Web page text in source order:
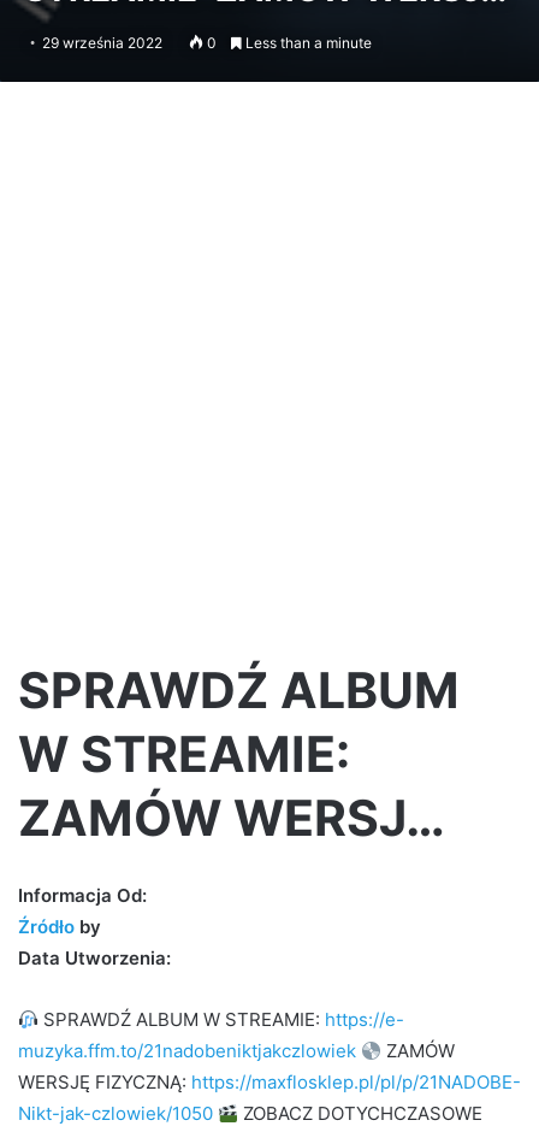
29 września 2022 0 Less than a minute
SPRAWDŹ ALBUM
W STREAMIE:
ZAMÓW WERSJ…
Informacja Od:
Źródło by
Data Utworzenia:
SPRAWDŹ ALBUM W STREAMIE: https://e-
muzyka.ffm.to/21nadobeniktjakczlowiek
ZAMÓW
WERSJĘ FIZYCZNĄ: https://maxflosklep.pl/pl/p/21NADOBE-
Nikt-jak-czlowiek/1050
ZOBACZ DOTYCHCZASOWE